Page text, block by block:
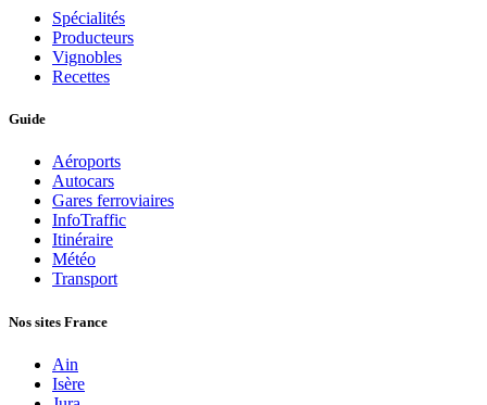
Spécialités
Producteurs
Vignobles
Recettes
Guide
Aéroports
Autocars
Gares ferroviaires
InfoTraffic
Itinéraire
Météo
Transport
Nos sites France
Ain
Isère